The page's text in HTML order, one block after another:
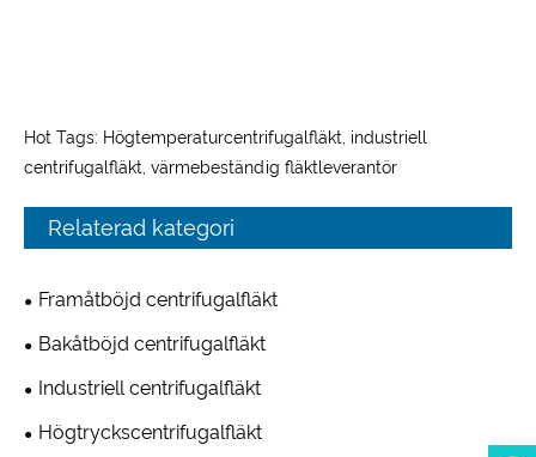
Hot Tags: Högtemperaturcentrifugalfläkt, industriell
centrifugalfläkt, värmebeständig fläktleverantör
Relaterad kategori
Framåtböjd centrifugalfläkt
Bakåtböjd centrifugalfläkt
Industriell centrifugalfläkt
Högtryckscentrifugalfläkt